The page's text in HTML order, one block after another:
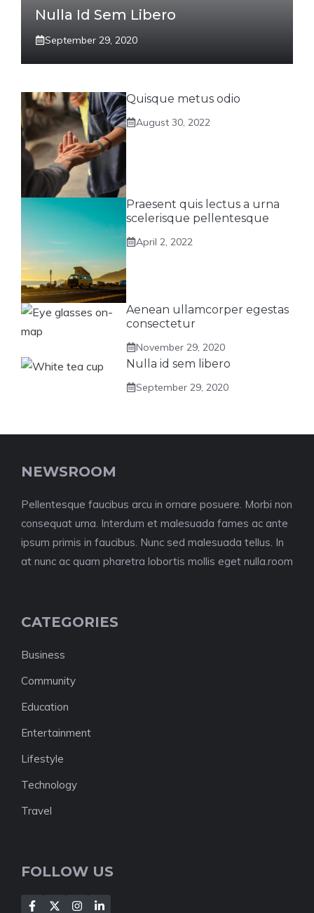
Nulla Id Sem Libero
September 29, 2020
Quisque metus odio
August 30, 2022
Praesent quis lectus a urna
scelerisque pellentesque
April 2, 2022
Aenean ullamcorper egestas
consectetur
November 29, 2020
Nulla id sem libero
September 29, 2020
NEWSROOM
Pellentesque faucibus arcu in ornare posuere. Morbi non
consequat urna. Interdum et malesuada fames ac ante
ipsum primis in faucibus. Nunc sed malesuada tellus. In
at nunc ac quam pharetra lobortis mollis eget nulla.room
CATEGORIES
Business
Community
Education
Entertainment
Lifestyle
Technology
Travel
FOLLOW US